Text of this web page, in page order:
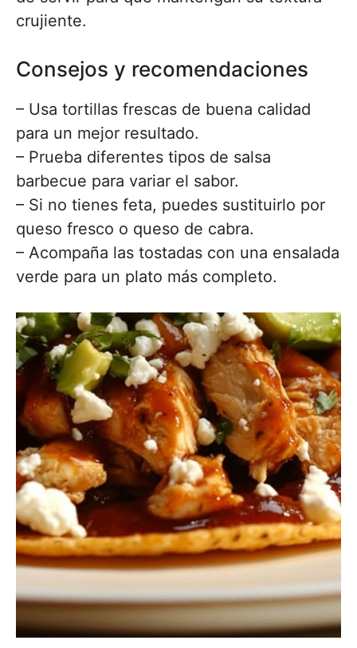
crujiente.
Consejos y recomendaciones
– Usa tortillas frescas de buena calidad
para un mejor resultado.
– Prueba diferentes tipos de salsa
barbecue para variar el sabor.
– Si no tienes feta, puedes sustituirlo por
queso fresco o queso de cabra.
– Acompaña las tostadas con una ensalada
verde para un plato más completo.